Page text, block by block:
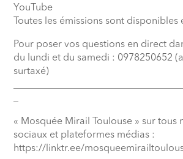
YouTube
Toutes les émissions sont disponibles
Pour poser vos questions en direct
du lundi et du samedi : 0978250652
surtaxé)
« Mosquée Mirail Toulouse » sur tous
sociaux et plateformes médias :
⁠https://linktr.ee/